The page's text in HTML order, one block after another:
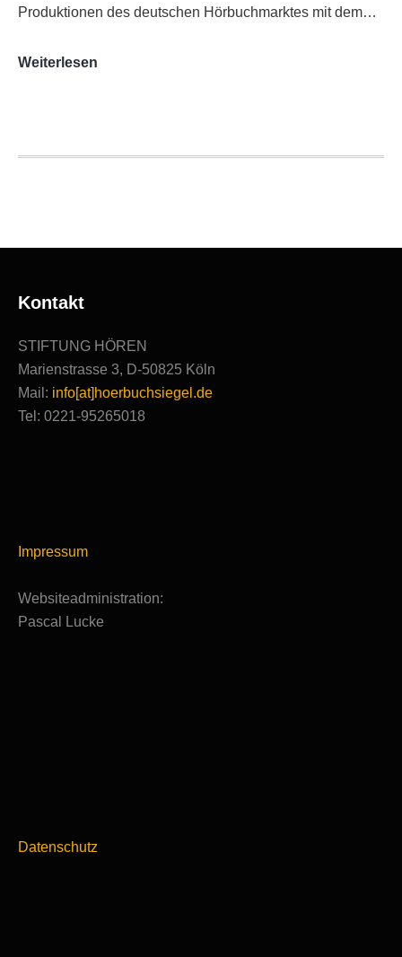
Produktionen des deutschen Hörbuchmarktes mit dem…
Weiterlesen
Ausgezeichnete
Kontakt
STIFTUNG HÖREN
Marienstrasse 3, D-50825 Köln
Mail: info[at]hoerbuchsiegel.de
Tel: 0221-95265018
Impressum
Websiteadministration:
Pascal Lucke
Datenschutz